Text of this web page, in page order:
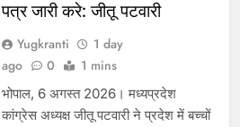
पत्र जारी करे: जीतू पटवारी
Yugkranti
1 day
ago
0 1 mins
भोपाल, 6 अगस्त 2026। मध्यप्रदेश
कांग्रेस अध्यक्ष जीतू पटवारी ने प्रदेश में बच्चों